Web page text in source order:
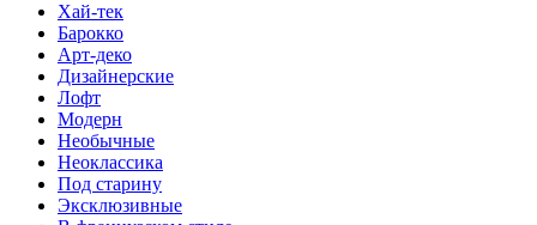
Хай-тек
Барокко
Арт-деко
Дизайнерские
Лофт
Модерн
Необычные
Неоклассика
Под старину
Эксклюзивные